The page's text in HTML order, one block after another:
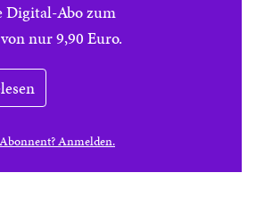
Digital-Abo zum
nur 9,90 Euro.
Anmelden.